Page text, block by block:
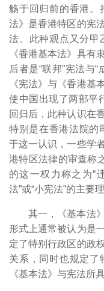
觞于回归前的香港。
法》是香港特区的宪
法。此种观点又分甲
《香港基本法》具有
后者是“联邦”宪法与
《宪法》与《香港基
使中国出现了两部平
回归后，此种认识在
特别是在香港法院的
于这一认识，一些学
港特区法律的审查称
的这一权力称之为“
法”或“小宪法”的主要
其一，《基本法
形式上通常被认为是
定了特别行政区的政
关系，同时也规定了
《基本法》与宪法所